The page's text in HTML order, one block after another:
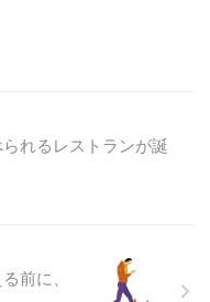
れるレストランが誕
前に、